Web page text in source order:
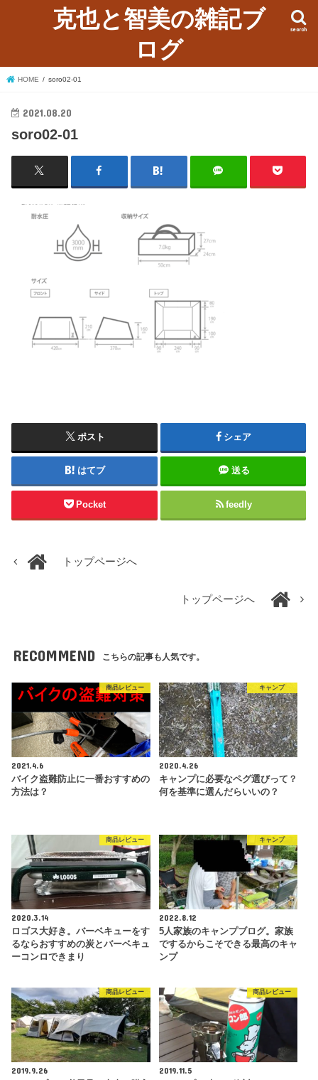
克也と智美の雑記ブ
ログ
search
HOME soro02-01
2021.08.20
soro02-01
ポスト シェア
はてブ 送る
Pocket feedly
トップページへ
トップページへ
RECOMMEND こちらの記事も人気です。
商品レビュー
2021.4.6
バイク盗難防止に一番おすすめの
方法は？
キャンプ
2020.4.26
キャンプに必要なペグ選びって？
何を基準に選んだらいいの？
商品レビュー
2020.3.14
ロゴス大好き。バーベキューをす
るならおすすめの炭とバーベキュ
ーコンロできまり
キャンプ
2022.8.12
5人家族のキャンプブログ。家族
でするからこそできる最高のキャ
ンプ
商品レビュー
2019.9.26
商品レビュー
2019.11.5